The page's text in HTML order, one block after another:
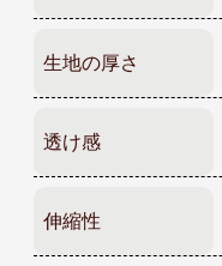
生地の厚さ
透け感
伸縮性